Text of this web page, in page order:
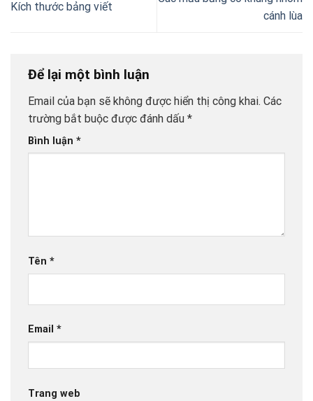
Kích thước bảng viết
cánh lùa
Để lại một bình luận
Email của bạn sẽ không được hiển thị công khai. Các
trường bắt buộc được đánh dấu *
Bình luận *
Tên *
Email *
Trang web